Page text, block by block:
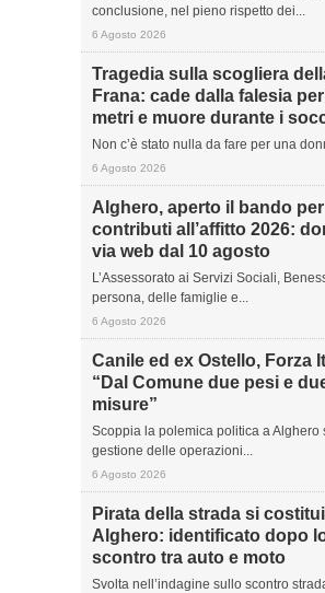
conclusione, nel pieno rispetto dei...
6 Agosto 2026
Tragedia sulla scogliera
Frana: cade dalla falesia
metri e muore durante i
Non c’è stato nulla da fare per una
6 Agosto 2026
Alghero, aperto il bando
contributi all’affitto 2026:
via web dal 10 agosto
L’Assessorato ai Servizi Sociali,
persona, delle famiglie e...
6 Agosto 2026
Canile ed ex Ostello, Forza
“Dal Comune due pesi e
misure”
Scoppia la polemica politica a Alghero
gestione delle operazioni...
6 Agosto 2026
Pirata della strada si
Alghero: identificato dopo
scontro tra auto e moto
Svolta nell’indagine sullo scontro